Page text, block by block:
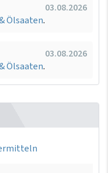
03.08.2026
Ölsaaten.
03.08.2026
Ölsaaten.